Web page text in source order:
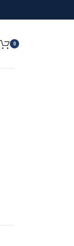
0